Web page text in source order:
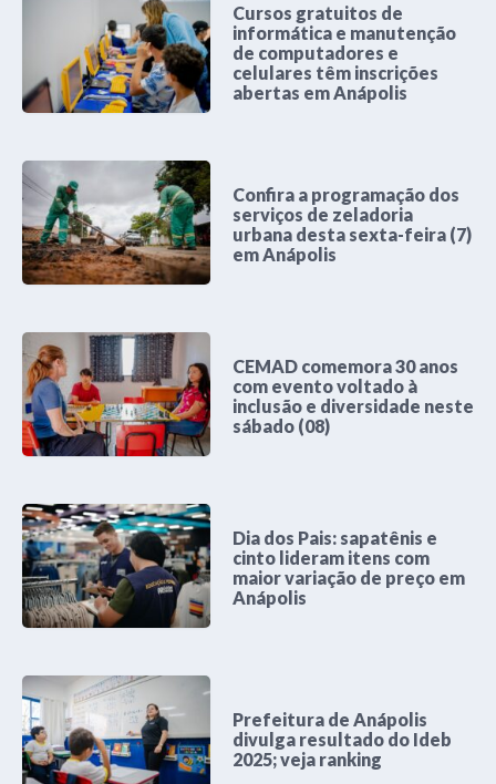
Cursos gratuitos de
informática e manutenção
de computadores e
celulares têm inscrições
abertas em Anápolis
Confira a programação dos
serviços de zeladoria
urbana desta sexta-feira (7)
em Anápolis
CEMAD comemora 30 anos
com evento voltado à
inclusão e diversidade neste
sábado (08)
Dia dos Pais: sapatênis e
cinto lideram itens com
maior variação de preço em
Anápolis
Prefeitura de Anápolis
divulga resultado do Ideb
2025; veja ranking